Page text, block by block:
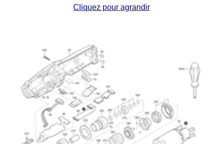
Cliquez pour agrandir